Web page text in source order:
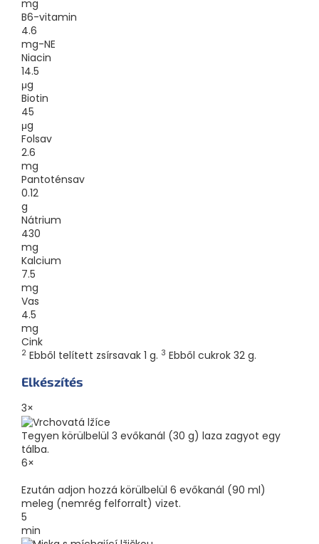
mg
B6-vitamin
4.6
mg-NE
Niacin
14.5
μg
Biotin
45
μg
Folsav
2.6
mg
Pantoténsav
0.12
g
Nátrium
430
mg
Kalcium
7.5
mg
Vas
4.5
mg
Cink
2 Ebből telített zsírsavak 1 g. 3 Ebből cukrok 32 g.
Elkészítés
3×
Tegyen körülbelül 3 evőkanál (30 g) laza zagyot egy
tálba.
6×
Ezután adjon hozzá körülbelül 6 evőkanál (90 ml)
meleg (nemrég felforralt) vizet.
5
min